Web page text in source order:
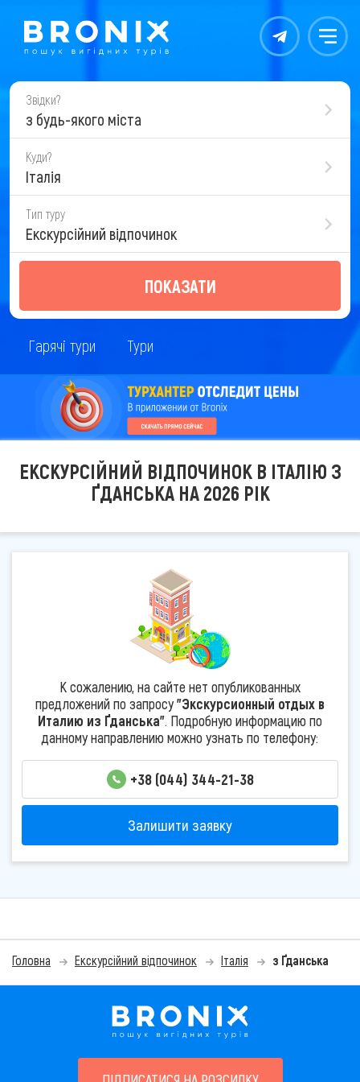
Контакты Меню
Звідки?
з будь-якого міста
Куди?
Італія
Тип туру
Екскурсійний відпочинок
ПОКАЗАТИ
Гарячі тури Тури
ЕКСКУРСІЙНИЙ ВІДПОЧИНОК В ІТАЛІЮ З
ҐДАНСЬКА НА 2026 РІК
К сожалению, на сайте нет опубликованных
предложений по запросу"Экскурсионный отдых в
Италию из Ґданська". Подробную информацию по
данному направлению можно узнать по телефону:
+38 (044) 344-21-38
Залишити заявку
Головна Екскурсійний відпочинок Італія з Ґданська